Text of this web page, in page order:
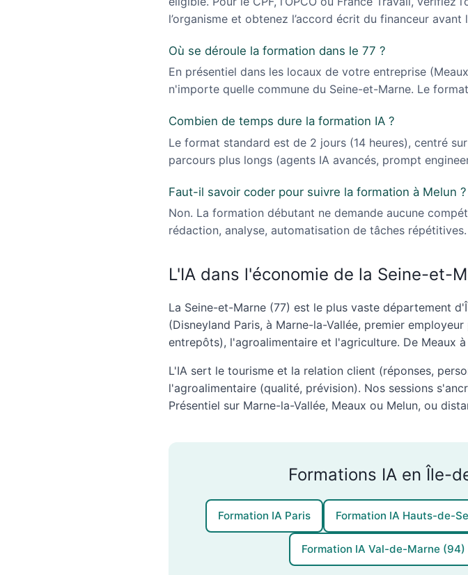
l’organisme et obtenez l’accord écrit du financeur avant
Où se déroule la formation dans le 77 ?
En présentiel dans les locaux de votre entreprise
n'importe quelle commune du Seine-et-Marne. Le
Combien de temps dure la formation IA ?
Le format standard est de 2 jours (14 heures), centré
parcours plus longs (agents IA avancés, prompt
Faut-il savoir coder pour suivre la formation à Melun ?
Non. La formation débutant ne demande aucune
rédaction, analyse, automatisation de tâches répétitives.
L'IA dans l'économie de la Seine-et-
La Seine-et-Marne (77) est le plus vaste département
(Disneyland Paris, à Marne-la-Vallée, premier
entrepôts), l'agroalimentaire et l'agriculture. De Meaux
L'IA sert le tourisme et la relation client (réponses,
l'agroalimentaire (qualité, prévision). Nos sessions
Présentiel sur Marne-la-Vallée, Meaux ou Melun, ou
Formations IA en Île-
Formation IA Paris Formation IA Hauts-de-
Formation IA Val-de-Marne (94)